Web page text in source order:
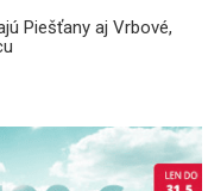
Piešťany aj Vrbové,